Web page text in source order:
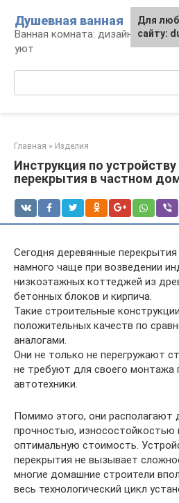
контенту
Душевная ванная
Ванная комната: дизайн,
уют
Главная » Изделия
Инструкция по
перекрытия в частном
Сегодня деревянные
намного чаще при возведении
низкоэтажных коттеджей из
бетонных блоков и кирпича.
Такие строительные
положительных качеств по
аналогами.
Они не только не перегружают
не требуют для своего монтажа
автотехники.
Помимо этого, они располагают
прочностью, износостойкостью
оптимальную стоимость.
перекрытия не вызывает
многие домашние строители
весь технологический цикл
Для
сайту: